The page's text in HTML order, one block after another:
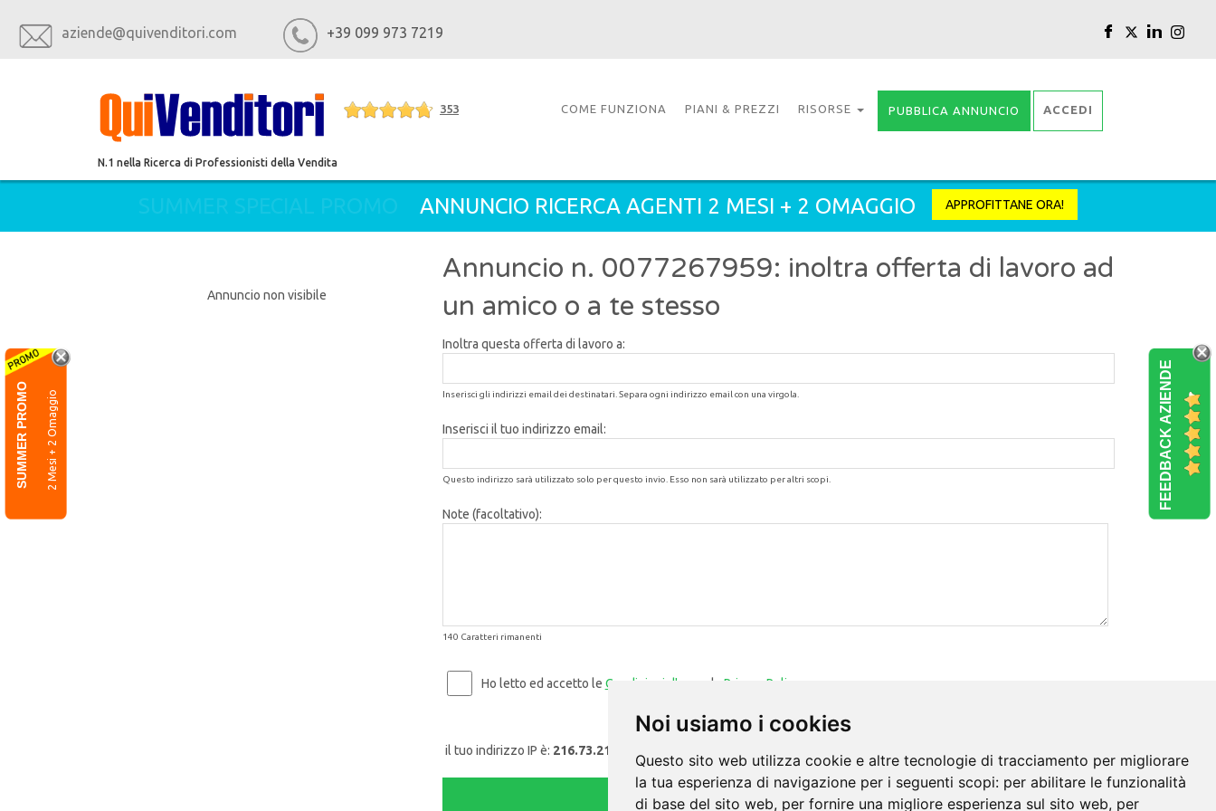
Noi usiamo i cookies
Questo sito web utilizza cookie e altre tecnologie di tracciamento per migliorare
la tua esperienza di navigazione per i seguenti scopi: per abilitare le funzionalità
di base del sito web, per fornire una migliore esperienza sul sito web, per
aziende@quivenditori.com +39 099 973 7219
353
N.1 nella Ricerca di Professionisti della Vendita
COME FUNZIONA PIANI & PREZZI RISORSE PUBBLICA ANNUNCIO ACCEDI
ANNUNCIO RICERCA AGENTI 2 MESI + 2 OMAGGIO APPROFITTANE ORA!
FEEDBACK AZIENDE
SUMMER PROMO 2 Mesi + 2 Omaggio
Annuncio n. 0077267959: inoltra offerta di lavoro ad
un amico o a te stesso
Inoltra questa offerta di lavoro a:
Inserisci gli indirizzi email dei destinatari. Separa ogni indirizzo email con una virgola.
Inserisci il tuo indirizzo email:
Questo indirizzo sarà utilizzato solo per questo invio. Esso non sarà utilizzato per altri scopi.
Note (facoltativo):
140 Caratteri rimanenti
Ho letto ed accetto le Condizioni d'uso e la Privacy Policy
il tuo indirizzo IP è: 216.73.216.233
Annuncio non visibile